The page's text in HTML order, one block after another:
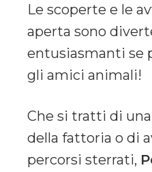
Le scoperte e le
aperta sono
entusiasmanti se
gli amici animali!
Che si tratti di
della fattoria o di
percorsi sterrati,